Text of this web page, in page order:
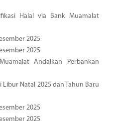
Halal via Bank Muamalat
2025
2025
Andalkan Perbankan
Libur Natal 2025 dan Tahun Baru
2025
2025